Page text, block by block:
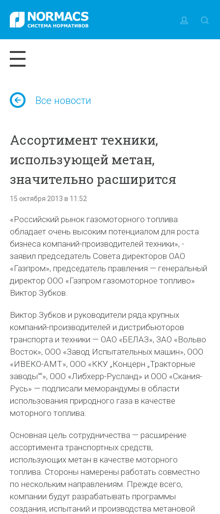
Все новости
Ассортимент техники,
использующей метан,
значительно расширится
15 октября 2013 в 11:52
«Российский рынок газомоторного топлива
обладает очень высоким потенциалом для роста
бизнеса компаний-производителей техники», -
заявил председатель Совета директоров ОАО
«Газпром», председатель правления — генеральный
директор ООО «Газпром газомоторное топливо»
Виктор Зубков.
Виктор Зубков и руководители ряда крупных
компаний-производителей и дистрибьюторов
транспорта и техники — ОАО «БЕЛАЗ», ЗАО «Вольво
Восток», ООО «Завод Испытательных машин», ООО
«ИВЕКО-АМТ», ООО «ККУ „Концерн „Тракторные
заводы““», ООО «Либхерр-Русланд» и ООО «Скания-
Русь» — подписали меморандумы в области
использования природного газа в качестве
моторного топлива.
Основная цель сотрудничества — расширение
ассортимента транспортных средств,
использующих метан в качестве моторного
топлива. Стороны намерены работать совместно
по нескольким направлениям. Прежде всего,
компании будут разрабатывать программы
создания, испытаний и производства метановой